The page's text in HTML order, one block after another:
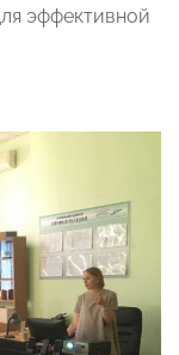
эффективной